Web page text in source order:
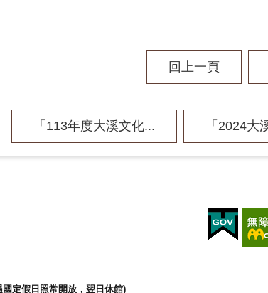
回上一頁
「113年度大溪文化... 「2024大
定假日照常開放，翌日休館)